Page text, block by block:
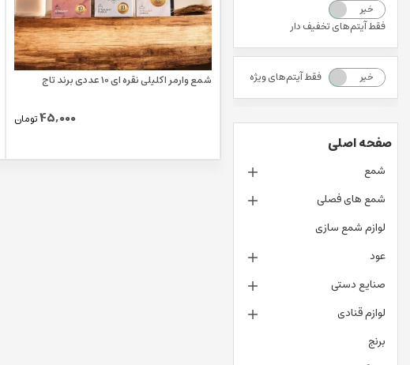
خیر
فقط آیتم‌های تخفیف دار
بله خیر فقط آیتم‌های ویژه
صفحه اصلی
شمع
شمع های فصلی
لوازم شمع سازی
عود
صنایع دستی
لوازم قنادی
برنج
شمع وارمر اکلیلی نقره ای 10 عددی برند تاج
45,000تومان